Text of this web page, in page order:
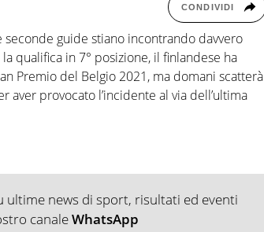
CONDIVIDI
guide stiano incontrando davvero
qualifica in 7° posizione, il finlandese ha
Premio del Belgio 2021, ma domani scatterà
aver provocato l’incidente al via dell’ultima
ultime news di sport, risultati ed eventi
canaleWhatsApp